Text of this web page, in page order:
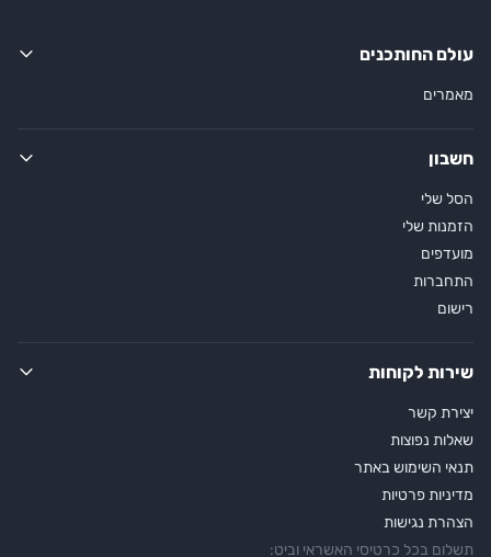
עולם החותכנים
מאמרים
חשבון
הסל שלי
הזמנות שלי
מועדפים
התחברות
רישום
שירות לקוחות
יצירת קשר
שאלות נפוצות
תנאי השימוש באתר
מדיניות פרטיות
הצהרת נגישות
תשלום בכל כרטיסי האשראי וביט: